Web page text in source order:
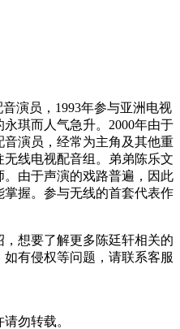
演员，1993年参与亚洲电视
琪而人气急升。2000年由于
演员，经常为主角及其他重
无线电视配音组。弟弟陈乐文
由于声演的戏路普遍，因此
握。参与无线的首套代表作
想要了解更多陈廷轩相关的
有侵权等问题，请联系客服
勿转载。